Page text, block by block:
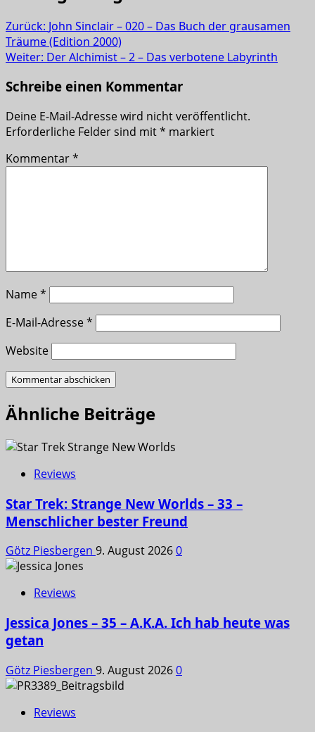
Zurück: John Sinclair – 020 – Das Buch der grausamen
Träume (Edition 2000)
Weiter: Der Alchimist – 2 – Das verbotene Labyrinth
Schreibe einen Kommentar
Deine E-Mail-Adresse wird nicht veröffentlicht.
Erforderliche Felder sind mit* markiert
Kommentar*
Name*
E-Mail-Adresse*
Website
Ähnliche Beiträge
Reviews
Star Trek: Strange New Worlds – 33 –
Menschlicher bester Freund
Götz Piesbergen 9. August 20260
Reviews
Jessica Jones – 35 – A.K.A. Ich hab heute was
getan
Götz Piesbergen 9. August 20260
Reviews